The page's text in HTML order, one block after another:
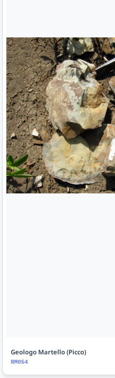
Geologo Martello (Picco)
RM054